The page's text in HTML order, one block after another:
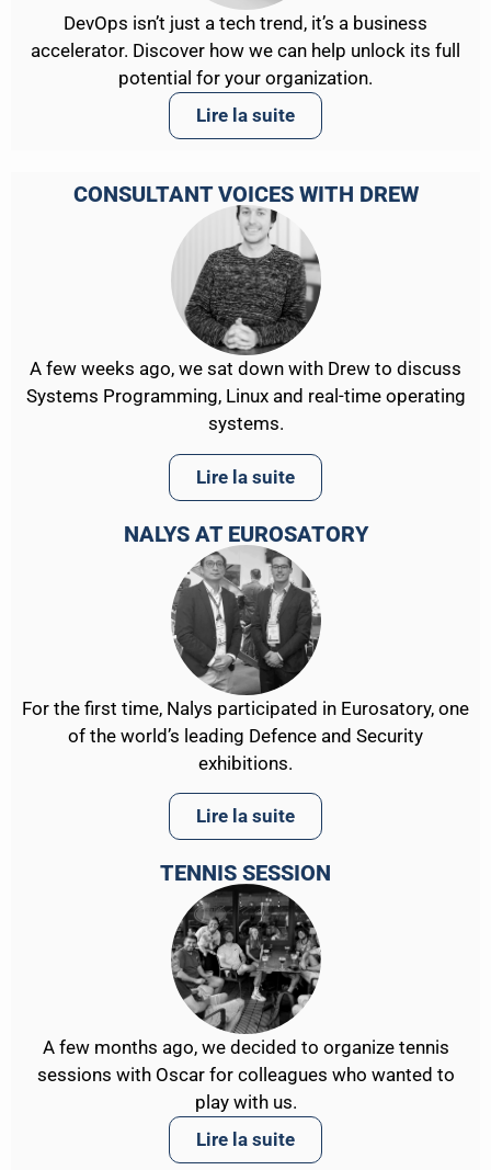
DevOps isn’t just a tech trend, it’s a business
accelerator. Discover how we can help unlock its full
potential for your organization.
Lire la suite
CONSULTANT VOICES WITH DREW
A few weeks ago, we sat down with Drew to discuss
Systems Programming, Linux and real-time operating
systems.
Lire la suite
NALYS AT EUROSATORY
For the first time, Nalys participated in Eurosatory, one
of the world’s leading Defence and Security
exhibitions.
Lire la suite
TENNIS SESSION
A few months ago, we decided to organize tennis
sessions with Oscar for colleagues who wanted to
play with us.
Lire la suite